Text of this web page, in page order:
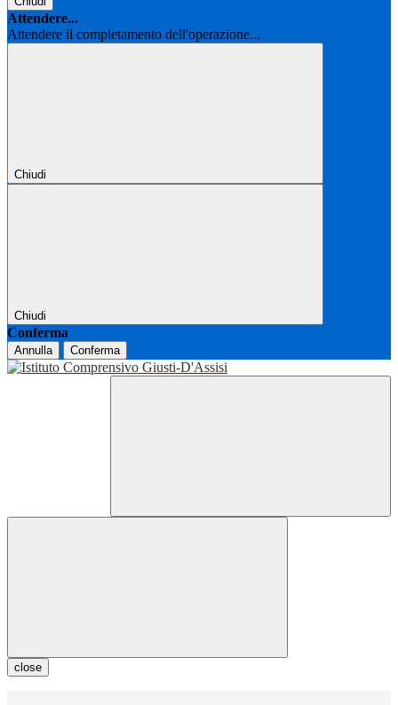
Attendere...
Attendere il completamento dell'operazione...
Chiudi
Chiudi
Conferma
Annulla Conferma
close